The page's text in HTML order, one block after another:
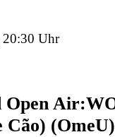
Uhr
Open
Cão) (OmeU)